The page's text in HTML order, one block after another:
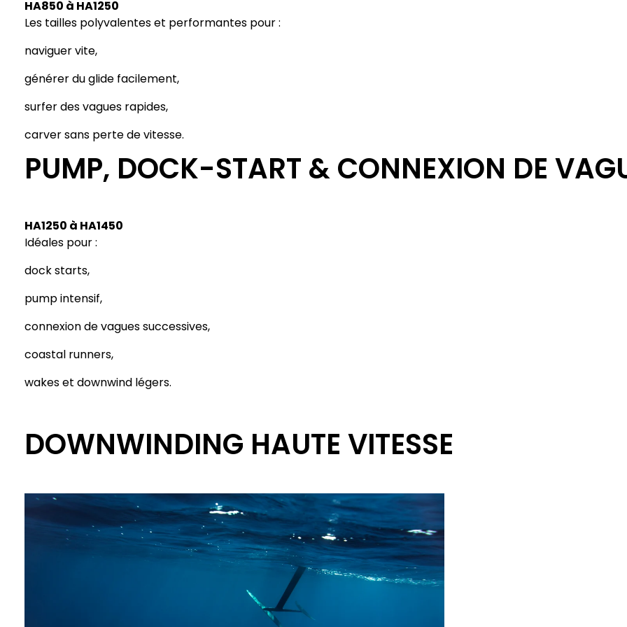
HA850 à HA1250
Les tailles polyvalentes et performantes pour :
naviguer vite,
générer du glide facilement,
surfer des vagues rapides,
carver sans perte de vitesse.
PUMP, DOCK-START & CONNEXION DE
HA1250 à HA1450
Idéales pour :
dock starts,
pump intensif,
connexion de vagues successives,
coastal runners,
wakes et downwind légers.
DOWNWINDING HAUTE VITESSE